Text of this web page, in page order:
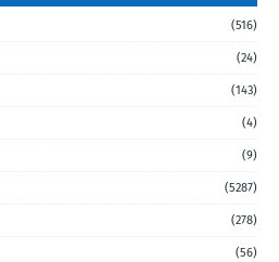
(516)
(24)
(143)
(4)
(9)
(5287)
(278)
(56)